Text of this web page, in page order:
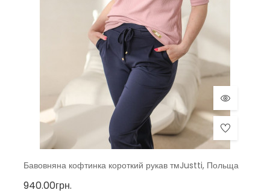
Бавовняна кофтинка короткий рукав тмJustti, Польща
940.00грн.